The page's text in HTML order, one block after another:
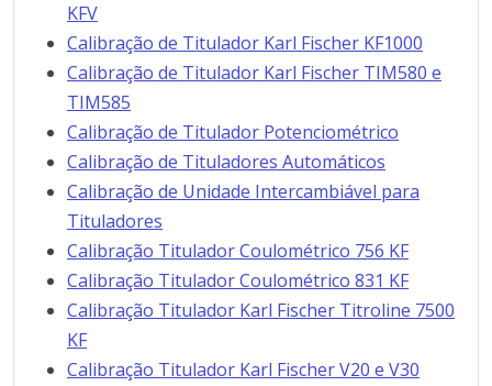
KFV
Calibração de Titulador Karl Fischer KF1000
Calibração de Titulador Karl Fischer TIM580 e
TIM585
Calibração de Titulador Potenciométrico
Calibração de Tituladores Automáticos
Calibração de Unidade Intercambiável para
Tituladores
Calibração Titulador Coulométrico 756 KF
Calibração Titulador Coulométrico 831 KF
Calibração Titulador Karl Fischer Titroline 7500
KF
Calibração Titulador Karl Fischer V20 e V30